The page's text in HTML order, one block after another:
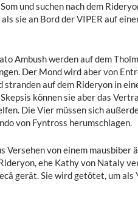
und suchen nach dem
sie an Bord der VIPER auf
Ambush werden auf dem
Der Mond wird aber von
auf dem Rideryon in
können sie aber das
Die Vier müssen sich
von Fyntross herumschlagen.
Versehen von einem mausbiber
ehe Kathy von Nataly
gerät. Sie wird getötet, um als